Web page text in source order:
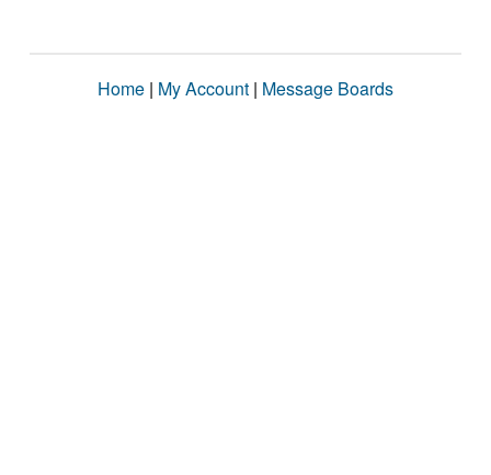
Home | My Account | Message Boards